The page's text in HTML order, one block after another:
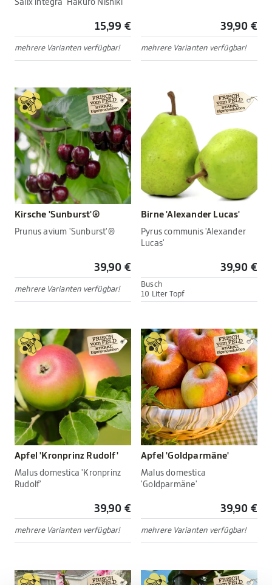
Salix integra 'Hakuro Nishiki'
15,99 €
mehrere Varianten verfügbar!
39,90 €
mehrere Varianten verfügbar!
Kirsche 'Sunburst'®
Prunus avium 'Sunburst'®
39,90 €
mehrere Varianten verfügbar!
Birne 'Alexander Lucas'
Pyrus communis 'Alexander
Lucas'
39,90 €
Busch
10 Liter Topf
Apfel 'Kronprinz Rudolf'
Malus domestica 'Kronprinz
Rudolf'
39,90 €
mehrere Varianten verfügbar!
Apfel 'Goldparmäne'
Malus domestica
'Goldparmäne'
39,90 €
mehrere Varianten verfügbar!